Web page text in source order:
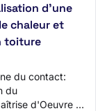
d’une
chaleur et
toiture
du contact:
du
d'Oeuvre -